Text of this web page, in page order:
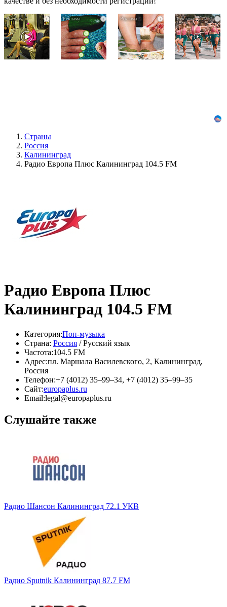
i
Королева
вагона
отожгла!
Видео
i
дней
исчезнет
даже
i
Этот
трюк
уничтожает
грибок
i
Страны
Россия
Калининград
Радио Европа Плюс Калининград 104.5 FM
Радио Европа Плюс
Калининград 104.5 FM
Категория:Поп-музыка
Страна: Россия / Русский язык
Частота:104.5 FM
Адрес:пл. Маршала Василевского, 2, Калининград,
Россия
Телефон:+7 (4012) 35–99–34, +7 (4012) 35–99–35
Сайт:europaplus.ru
Email:legal@europaplus.ru
Слушайте также
Радио Шансон Калининград 72.1 УКВ
Радио Sputnik Калининград 87.7 FM